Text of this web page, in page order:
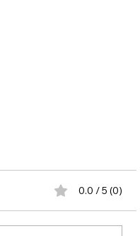
0.0 / 5 (0)